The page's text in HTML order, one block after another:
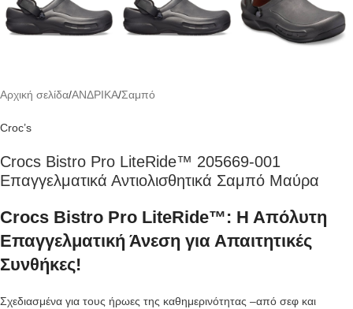
Αρχική σελίδα/ΑΝΔΡΙΚΑ/Σαμπό
Croc’s
Crocs Bistro Pro LiteRide™ 205669-001
Επαγγελματικά Αντιολισθητικά Σαμπό Μαύρα
Crocs Bistro Pro LiteRide™: Η Απόλυτη
Επαγγελματική Άνεση για Απαιτητικές
Συνθήκες!
Σχεδιασμένα για τους ήρωες της καθημερινότητας –από σεφ και